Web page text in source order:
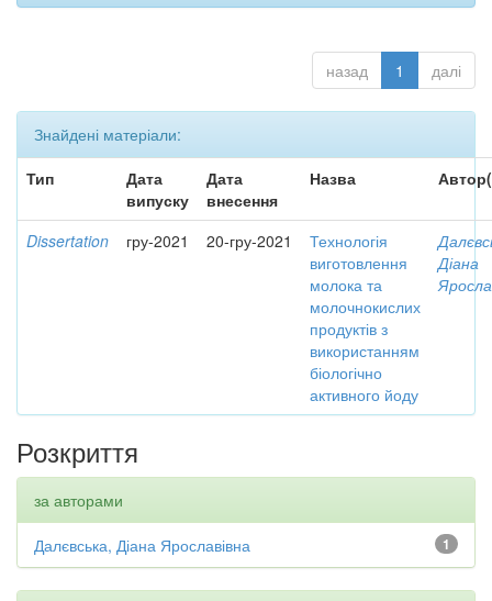
назад 1 далі
Знайдені матеріали:
Тип
Дата
випуску
Дата
внесення
Назва
Dissertation гру-2021 20-гру-2021
Технологія
виготовлення
молока та
молочнокислих
продуктів з
використанням
біологічно
активного йоду
Діана
Розкриття
за авторами
1
Далєвська, Діана Ярославівна